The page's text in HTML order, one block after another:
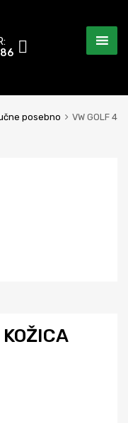
posebno
VW GOLF 4